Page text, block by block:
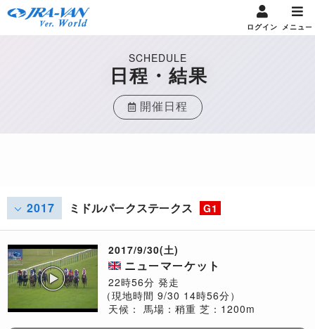
ログイン メニュー
SCHEDULE
日程・結果
開催日程
2017 ミドルパークステークス G1
2017/9/30(土)
ニューマーケット
22時56分 発走
（現地時間 9/30 14時56分）
天候： 馬場：稍重 芝：1200m